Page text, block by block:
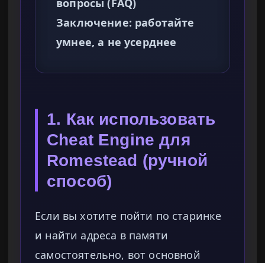
вопросы (FAQ)
Заключение: работайте
умнее, а не усерднее
1. Как использовать
Cheat Engine для
Romestead (ручной
способ)
Если вы хотите пойти по старинке
и найти адреса в памяти
самостоятельно, вот основной